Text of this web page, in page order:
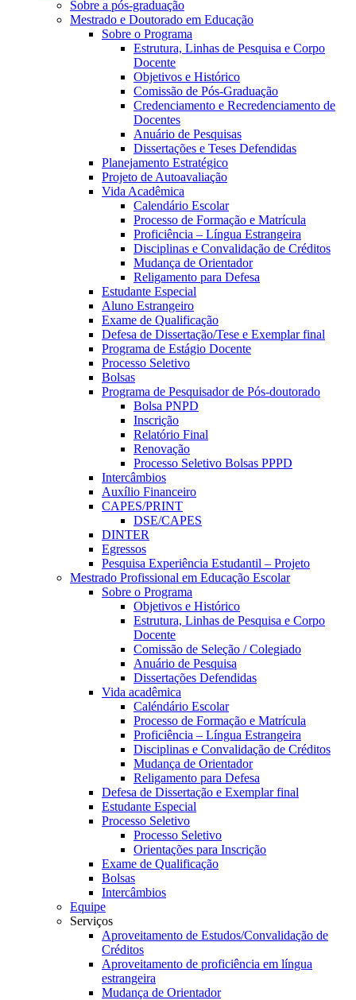
Sobre a pós-graduação
Mestrado e Doutorado em Educação
Sobre o Programa
Estrutura, Linhas de Pesquisa e Corpo
Docente
Objetivos e Histórico
Comissão de Pós-Graduação
Credenciamento e Recredenciamento de
Docentes
Anuário de Pesquisas
Dissertações e Teses Defendidas
Planejamento Estratégico
Projeto de Autoavaliação
Vida Acadêmica
Calendário Escolar
Processo de Formação e Matrícula
Proficiência – Língua Estrangeira
Disciplinas e Convalidação de Créditos
Mudança de Orientador
Religamento para Defesa
Estudante Especial
Aluno Estrangeiro
Exame de Qualificação
Defesa de Dissertação/Tese e Exemplar final
Programa de Estágio Docente
Processo Seletivo
Bolsas
Programa de Pesquisador de Pós-doutorado
Bolsa PNPD
Inscrição
Relatório Final
Renovação
Processo Seletivo Bolsas PPPD
Intercâmbios
Auxílio Financeiro
CAPES/PRINT
DSE/CAPES
DINTER
Egressos
Pesquisa Experiência Estudantil – Projeto
Mestrado Profissional em Educação Escolar
Sobre o Programa
Objetivos e Histórico
Estrutura, Linhas de Pesquisa e Corpo
Docente
Comissão de Seleção / Colegiado
Anuário de Pesquisa
Dissertações Defendidas
Vida acadêmica
Caléndário Escolar
Processo de Formação e Matrícula
Proficiência – Língua Estrangeira
Disciplinas e Convalidação de Créditos
Mudança de Orientador
Religamento para Defesa
Defesa de Dissertação e Exemplar final
Estudante Especial
Processo Seletivo
Processo Seletivo
Orientações para Inscrição
Exame de Qualificação
Bolsas
Intercâmbios
Equipe
Serviços
Aproveitamento de Estudos/Convalidação de
Créditos
Aproveitamento de proficiência em língua
estrangeira
Mudança de Orientador